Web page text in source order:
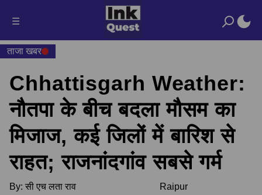
☰
ताजा खबर
Chhattisgarh Weather:
नौतपा के बीच बदला मौसम का
मिजाज, कई जिलों में बारिश से
राहत; राजनांदगांव सबसे गर्म
By: सी एच लता राव
Raipur